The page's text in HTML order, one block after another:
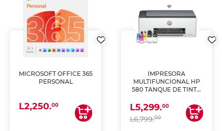
MICROSOFT OFFICE 365
PERSONAL
L2,250.00
IMPRESORA
MULTIFUNCIONAL HP
580 TANQUE DE TINTA
ESCANEA)
L5,299.00
L6,799.00